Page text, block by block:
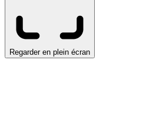
Regarder en plein écran